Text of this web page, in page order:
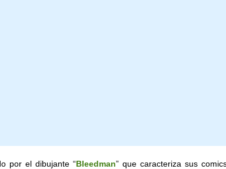
por el dibujante “Bleedman” que caracteriza sus